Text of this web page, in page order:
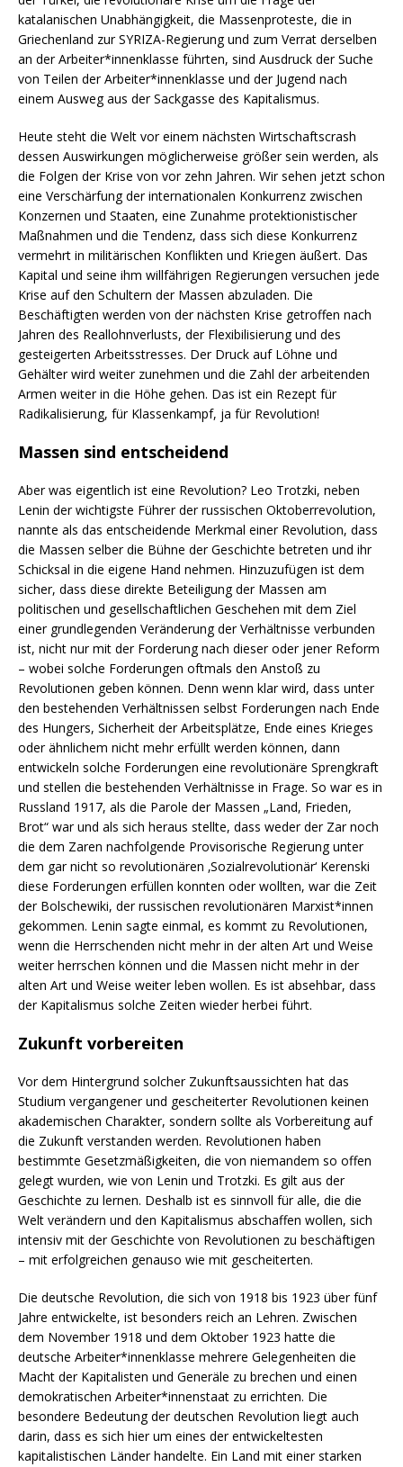
katalanischen Unabhängigkeit, die Massenproteste, die in
Griechenland zur SYRIZA-Regierung und zum Verrat derselben
an der Arbeiter*innenklasse führten, sind Ausdruck der Suche
von Teilen der Arbeiter*innenklasse und der Jugend nach
einem Ausweg aus der Sackgasse des Kapitalismus.
Heute steht die Welt vor einem nächsten Wirtschaftscrash
dessen Auswirkungen möglicherweise größer sein werden, als
die Folgen der Krise von vor zehn Jahren. Wir sehen jetzt schon
eine Verschärfung der internationalen Konkurrenz zwischen
Konzernen und Staaten, eine Zunahme protektionistischer
Maßnahmen und die Tendenz, dass sich diese Konkurrenz
vermehrt in militärischen Konflikten und Kriegen äußert. Das
Kapital und seine ihm willfährigen Regierungen versuchen jede
Krise auf den Schultern der Massen abzuladen. Die
Beschäftigten werden von der nächsten Krise getroffen nach
Jahren des Reallohnverlusts, der Flexibilisierung und des
gesteigerten Arbeitsstresses. Der Druck auf Löhne und
Gehälter wird weiter zunehmen und die Zahl der arbeitenden
Armen weiter in die Höhe gehen. Das ist ein Rezept für
Radikalisierung, für Klassenkampf, ja für Revolution!
Massen sind entscheidend
Aber was eigentlich ist eine Revolution? Leo Trotzki, neben
Lenin der wichtigste Führer der russischen Oktoberrevolution,
nannte als das entscheidende Merkmal einer Revolution, dass
die Massen selber die Bühne der Geschichte betreten und ihr
Schicksal in die eigene Hand nehmen. Hinzuzufügen ist dem
sicher, dass diese direkte Beteiligung der Massen am
politischen und gesellschaftlichen Geschehen mit dem Ziel
einer grundlegenden Veränderung der Verhältnisse verbunden
ist, nicht nur mit der Forderung nach dieser oder jener Reform
– wobei solche Forderungen oftmals den Anstoß zu
Revolutionen geben können. Denn wenn klar wird, dass unter
den bestehenden Verhältnissen selbst Forderungen nach Ende
des Hungers, Sicherheit der Arbeitsplätze, Ende eines Krieges
oder ähnlichem nicht mehr erfüllt werden können, dann
entwickeln solche Forderungen eine revolutionäre Sprengkraft
und stellen die bestehenden Verhältnisse in Frage. So war es in
Russland 1917, als die Parole der Massen „Land, Frieden,
Brot“ war und als sich heraus stellte, dass weder der Zar noch
die dem Zaren nachfolgende Provisorische Regierung unter
dem gar nicht so revolutionären ‚Sozialrevolutionär‘ Kerenski
diese Forderungen erfüllen konnten oder wollten, war die Zeit
der Bolschewiki, der russischen revolutionären Marxist*innen
gekommen. Lenin sagte einmal, es kommt zu Revolutionen,
wenn die Herrschenden nicht mehr in der alten Art und Weise
weiter herrschen können und die Massen nicht mehr in der
alten Art und Weise weiter leben wollen. Es ist absehbar, dass
der Kapitalismus solche Zeiten wieder herbei führt.
Zukunft vorbereiten
Vor dem Hintergrund solcher Zukunftsaussichten hat das
Studium vergangener und gescheiterter Revolutionen keinen
akademischen Charakter, sondern sollte als Vorbereitung auf
die Zukunft verstanden werden. Revolutionen haben
bestimmte Gesetzmäßigkeiten, die von niemandem so offen
gelegt wurden, wie von Lenin und Trotzki. Es gilt aus der
Geschichte zu lernen. Deshalb ist es sinnvoll für alle, die die
Welt verändern und den Kapitalismus abschaffen wollen, sich
intensiv mit der Geschichte von Revolutionen zu beschäftigen
– mit erfolgreichen genauso wie mit gescheiterten.
Die deutsche Revolution, die sich von 1918 bis 1923 über fünf
Jahre entwickelte, ist besonders reich an Lehren. Zwischen
dem November 1918 und dem Oktober 1923 hatte die
deutsche Arbeiter*innenklasse mehrere Gelegenheiten die
Macht der Kapitalisten und Generäle zu brechen und einen
demokratischen Arbeiter*innenstaat zu errichten. Die
besondere Bedeutung der deutschen Revolution liegt auch
darin, dass es sich hier um eines der entwickeltesten
kapitalistischen Länder handelte. Ein Land mit einer starken